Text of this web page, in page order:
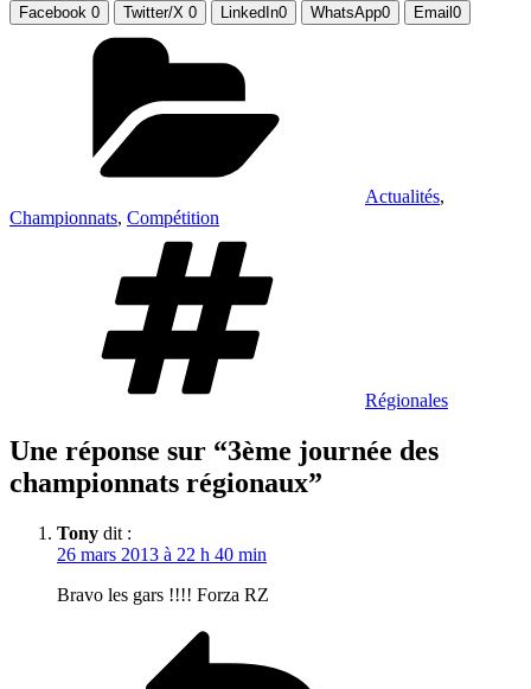
Facebook 0 Twitter/X 0 LinkedIn0 WhatsApp0 Email 0
Actualités,
Championnats, Compétition
Régionales
Une réponse sur “3ème journée des
championnats régionaux”
Tony dit :
26 mars 2013 à 22 h 40 min
Bravo les gars !!!! Forza RZ